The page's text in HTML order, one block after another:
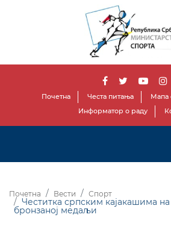
Почетна Честа питања Мапа
Информатор о раду
Почетна Вести Спорт
Честитка српским кајакашима на
бронзаној медаљи